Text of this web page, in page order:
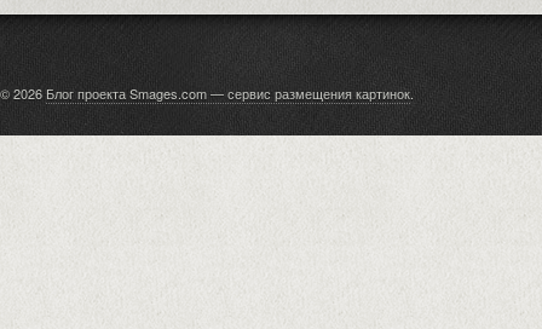
© 2026 Блог проекта Smages.com — сервис размещения картинок.